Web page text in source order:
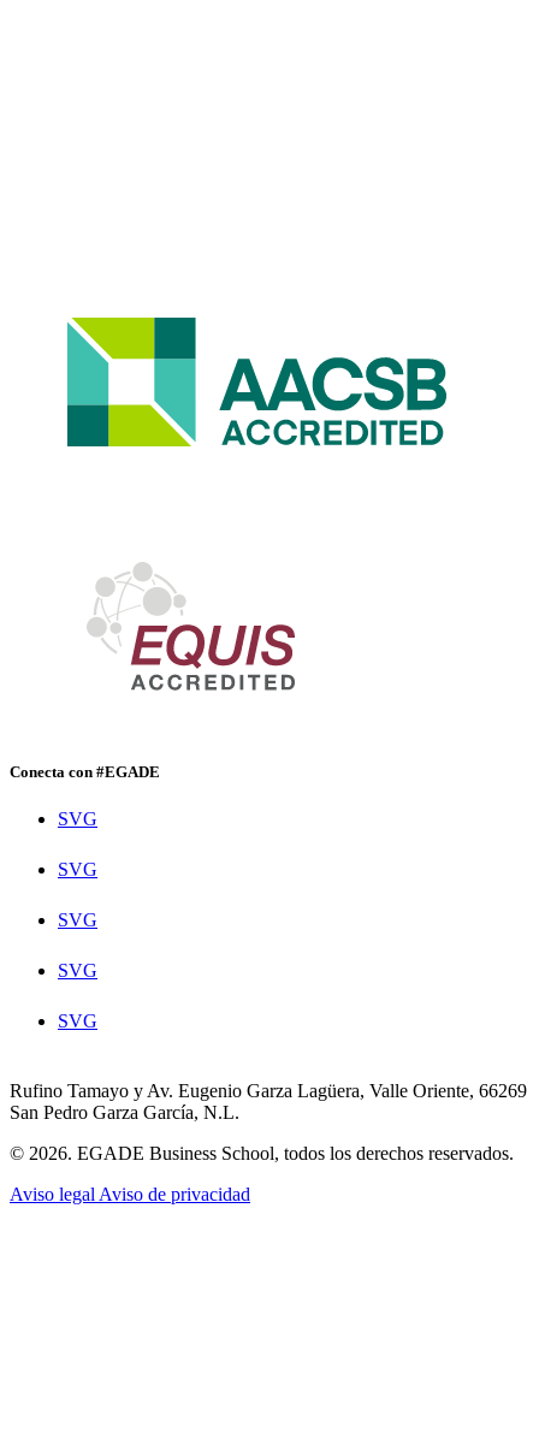
Conecta con #EGADE
SVG
SVG
SVG
SVG
SVG
Rufino Tamayo y Av. Eugenio Garza Lagüera, Valle Oriente, 66269
San Pedro Garza García, N.L.
© 2026. EGADE Business School, todos los derechos reservados.
Aviso legal Aviso de privacidad